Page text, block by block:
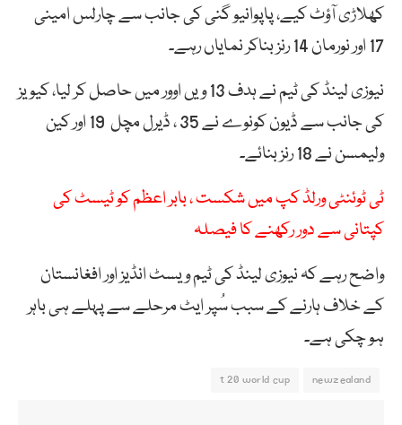
کھلاڑی آؤٹ کیے، پاپوانیو گنی کی جانب سے چارلس امینی
17 اور نورمان 14 رنز بناکر نمایاں رہے۔
نیوزی لینڈ کی ٹیم نے ہدف 13 ویں اوور میں حاصل کر لیا، کیویز
کی جانب سے ڈیون کونوے نے 35 ، ڈیرل مچل 19 اور کین
ولیمسن نے 18 رنز بنائے۔
ٹی ٹوئنٹی ورلڈ کپ میں شکست ، بابر اعظم کو ٹیسٹ کی
کپتانی سے دور رکھنے کا فیصلہ
واضح رہے کہ نیوزی لینڈ کی ٹیم ویسٹ انڈیز اور افغانستان
کے خلاف ہارنے کے سبب سُپر ایٹ مرحلے سے پہلے ہی باہر
ہو چکی ہے۔
newzealand
t 20 world cup